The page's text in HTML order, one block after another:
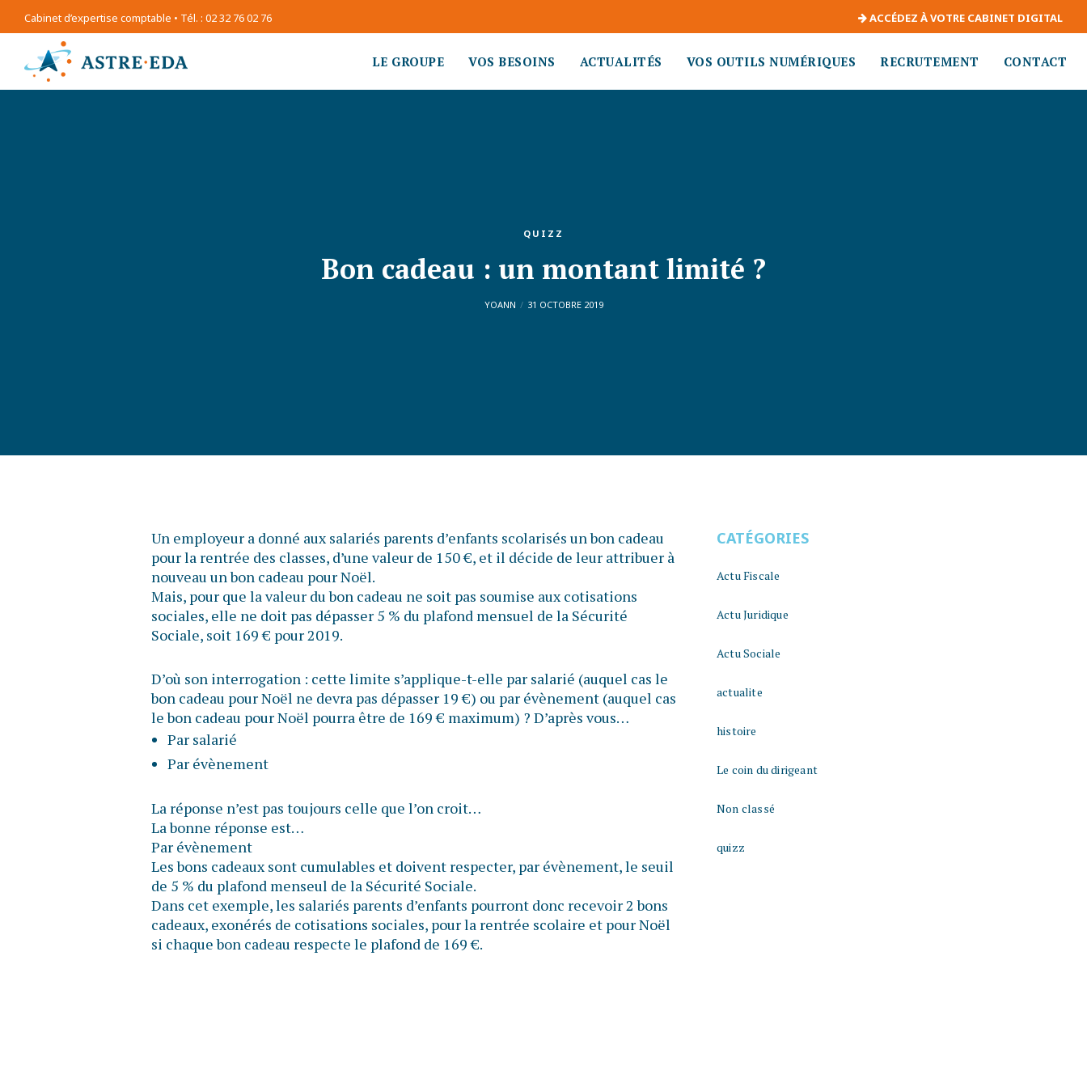
Cabinet d’expertise comptable • Tél. : 02 32 76 02 76 ACCÉDEZ À VOTRE CABINET DIGITAL
LE GROUPE VOS BESOINS ACTUALITÉS VOS OUTILS NUMÉRIQUES RECRUTEMENT CONTACT
QUIZZ
Bon cadeau : un montant limité ?
YOANN 31 OCTOBRE 2019
Un employeur a donné aux salariés parents d’enfants scolarisés un bon cadeau
pour la rentrée des classes, d’une valeur de 150 €, et il décide de leur attribuer à
nouveau un bon cadeau pour Noël.
Mais, pour que la valeur du bon cadeau ne soit pas soumise aux cotisations
sociales, elle ne doit pas dépasser 5 % du plafond mensuel de la Sécurité
Sociale, soit 169 € pour 2019.
D’où son interrogation : cette limite s’applique-t-elle par salarié (auquel cas le
bon cadeau pour Noël ne devra pas dépasser 19 €) ou par évènement (auquel cas
le bon cadeau pour Noël pourra être de 169 € maximum) ? D’après vous…
Par salarié
Par évènement
La réponse n’est pas toujours celle que l’on croit…
La bonne réponse est…
Par évènement
Les bons cadeaux sont cumulables et doivent respecter, par évènement, le seuil
de 5 % du plafond menseul de la Sécurité Sociale.
Dans cet exemple, les salariés parents d’enfants pourront donc recevoir 2 bons
cadeaux, exonérés de cotisations sociales, pour la rentrée scolaire et pour Noël
si chaque bon cadeau respecte le plafond de 169 €.
CATÉGORIES
Actu Fiscale
Actu Juridique
Actu Sociale
actualite
histoire
Le coin du dirigeant
Non classé
quizz